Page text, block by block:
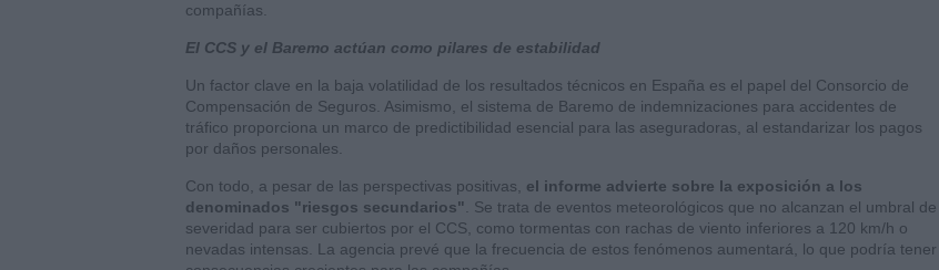
compañías.
El CCS y el Baremo actúan como pilares de estabilidad
Un factor clave en la baja volatilidad de los resultados técnicos en España es el papel del Consorcio de
Compensación de Seguros. Asimismo, el sistema de Baremo de indemnizaciones para accidentes de
tráfico proporciona un marco de predictibilidad esencial para las aseguradoras, al estandarizar los pagos
por daños personales.
Con todo, a pesar de las perspectivas positivas, el informe advierte sobre la exposición a los
denominados "riesgos secundarios" . Se trata de eventos meteorológicos que no alcanzan el umbral de
severidad para ser cubiertos por el CCS, como tormentas con rachas de viento inferiores a 120 km/h o
nevadas intensas. La agencia prevé que la frecuencia de estos fenómenos aumentará, lo que podría tener